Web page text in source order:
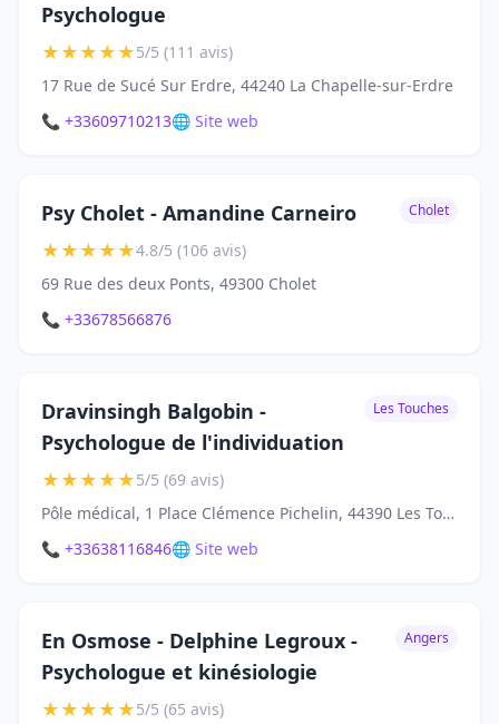
Psychologue
★★★★★5/5 (111 avis)
17 Rue de Sucé Sur Erdre, 44240 La Chapelle-sur-Erdre
📞 +33609710213🌐 Site web
Psy Cholet - Amandine Carneiro Cholet
★★★★★4.8/5 (106 avis)
69 Rue des deux Ponts, 49300 Cholet
📞 +33678566876
Dravinsingh Balgobin -
Psychologue de l'individuation
Les Touches
★★★★★5/5 (69 avis)
Pôle médical, 1 Place Clémence Pichelin, 44390 Les Touches
📞 +33638116846🌐 Site web
En Osmose - Delphine Legroux -
Psychologue et kinésiologie
Angers
★★★★★5/5 (65 avis)